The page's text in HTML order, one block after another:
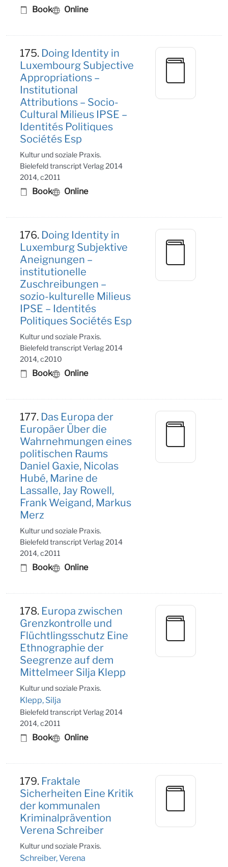
Book Online
175. Doing Identity in
Luxembourg Subjective
Appropriations –
Institutional
Attributions – Socio-
Cultural Milieus IPSE –
Identités Politiques
Sociétés Esp
Kultur und soziale Praxis.
Bielefeld transcript Verlag 2014
2014, c2011
Book Online
176. Doing Identity in
Luxemburg Subjektive
Aneignungen –
institutionelle
Zuschreibungen –
sozio-kulturelle Milieus
IPSE – Identités
Politiques Sociétés Esp
Kultur und soziale Praxis.
Bielefeld transcript Verlag 2014
2014, c2010
Book Online
177. Das Europa der
Europäer Über die
Wahrnehmungen eines
politischen Raums
Daniel Gaxie, Nicolas
Hubé, Marine de
Lassalle, Jay Rowell,
Frank Weigand, Markus
Merz
Kultur und soziale Praxis.
Bielefeld transcript Verlag 2014
2014, c2011
Book Online
178. Europa zwischen
Grenzkontrolle und
Flüchtlingsschutz Eine
Ethnographie der
Seegrenze auf dem
Mittelmeer Silja Klepp
Kultur und soziale Praxis.
Klepp, Silja
Bielefeld transcript Verlag 2014
2014, c2011
Book Online
179. Fraktale
Sicherheiten Eine Kritik
der kommunalen
Kriminalprävention
Verena Schreiber
Kultur und soziale Praxis.
Schreiber, Verena